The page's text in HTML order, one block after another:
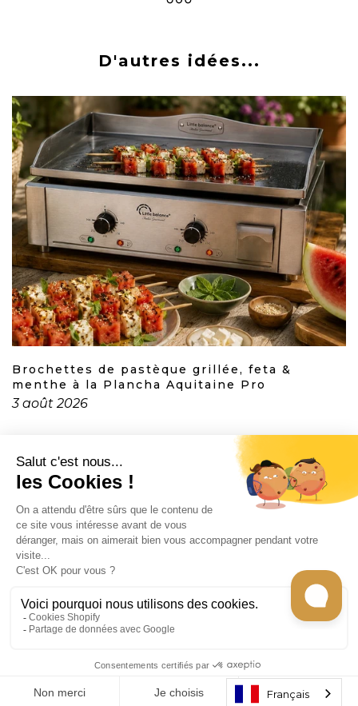
D'autres idées...
Brochettes de pastèque grillée, feta &
menthe à la Plancha Aquitaine Pro
3 août 2026
CONTACT
INFORMATION
EN SAVOIR PLUS
RECEVEZ LES RECETTES DE CHEF CARO
Tous les droits sont réservés © 2026Geckostore -
Developed by
Français